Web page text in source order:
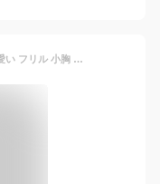
あす楽 水着 レディース 体型カバー 可愛い フリル 小胸 水着 韓国 水着 タンキニ 水着 タンキニ 露出控えめ セパレート 上下セット スカート 可愛い水着 安全パンツ みずぎ 学生 レディース スイムウェア 大人 水着 女性 リゾート 水泳 みずぎ ビーチ 海 温泉 プール